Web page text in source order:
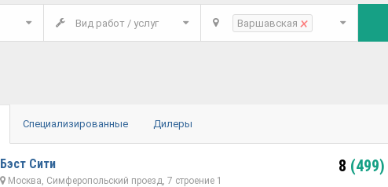
Вид работ / услуг Варшавская ×
Специализированные Дилеры
Бэст Сити
Москва, Симферопольский проезд, 7 строение 1
8 (499)